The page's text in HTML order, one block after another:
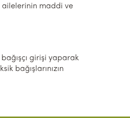
ailelerinin maddi ve
girişi yaparak
bağışlarınızın